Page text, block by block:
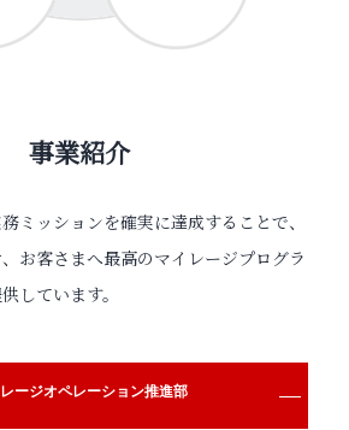
事業紹介
ミッションを確実に達成することで、
お客さまへ最高のマイレージプログラ
しています。
ージオペレーション推進部